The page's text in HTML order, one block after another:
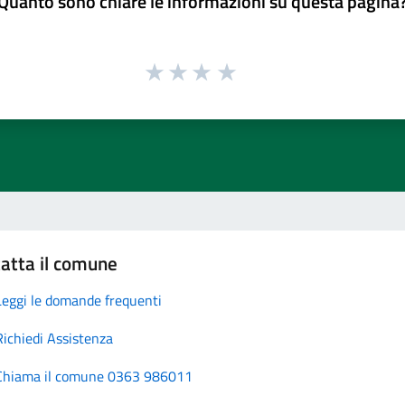
il comune
le domande frequenti
Assistenza
il comune 0363 986011